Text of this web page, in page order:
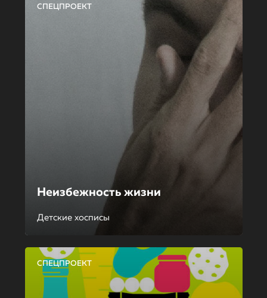
СПЕЦПРОЕКТ
Неизбежность жизни
Детские хосписы
СПЕЦПРОЕКТ